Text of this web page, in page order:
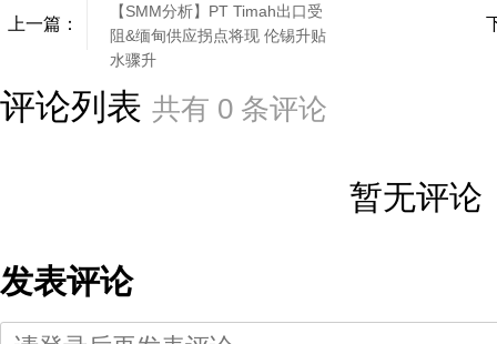
上一篇：
【SMM分析】PT Timah出口受
阻&缅甸供应拐点将现 伦锡升贴
水骤升
评论列表 共有 0 条评论
暂无评论
发表评论